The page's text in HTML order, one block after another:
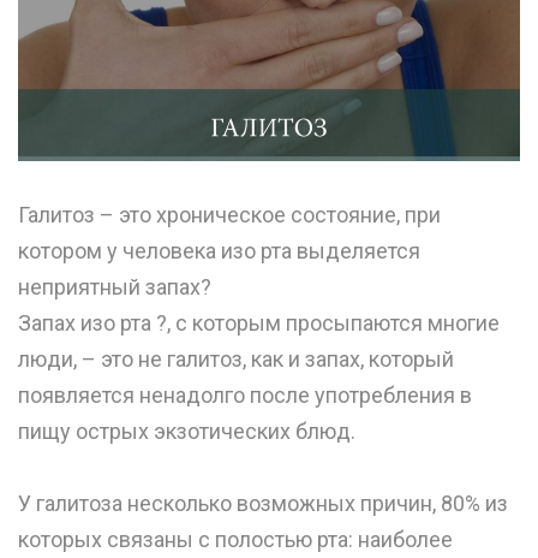
Галитоз – это хроническое состояние, при
котором у человека изо рта выделяется
неприятный запах?
Запах изо рта ?, с которым просыпаются многие
люди, – это не галитоз, как и запах, который
появляется ненадолго после употребления в
пищу острых экзотических блюд.
У галитоза несколько возможных причин, 80% из
которых связаны с полостью рта: наиболее